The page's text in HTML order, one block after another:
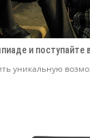
и поступайте
уникальную